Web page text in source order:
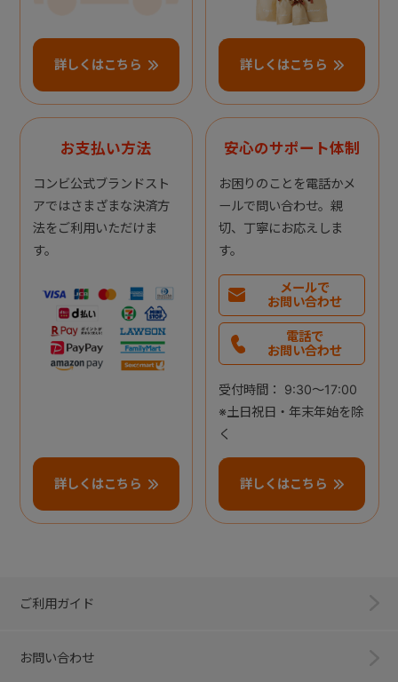
詳しくはこちら 詳しくはこちら
お支払い方法
コンビ公式ブランドスト
アではさまざまな決済方
法をご利用いただけま
す。
詳しくはこちら
安心のサポート体制
お困りのことを電話かメ
ールで問い合わせ。親
切、丁寧にお応えしま
す。
メールで
お問い合わせ
電話で
お問い合わせ
受付時間： 9:30～17:00
※土日祝日・年末年始を除
く
詳しくはこちら
ご利用ガイド
お問い合わせ